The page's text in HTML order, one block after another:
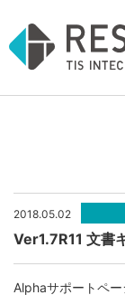
2018.05.02
Ver1.7R11 文書
Alphaサポートペー